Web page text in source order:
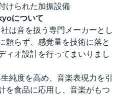
けられた加振設備
について
は音を扱う専門メーカーとし
頼らず、感覚量を技術に落と
ィオ設計を行ってまいりまし
純度を高め、音楽表現力を引
を食品に応用し、音楽がもつ